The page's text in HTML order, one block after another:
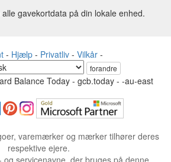
gavekortdata på din lokale enhed.
- Hjælp- Privatliv- Vilkår-
forandre
Balance Today - gcb.today - -au-east
varemærker og mærker tilhører deres
respektive ejere.